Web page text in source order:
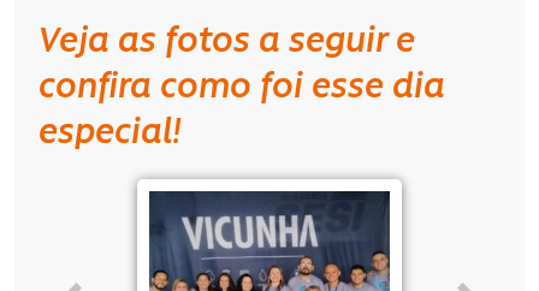
Veja as fotos a seguir e
confira como foi esse dia
especial!